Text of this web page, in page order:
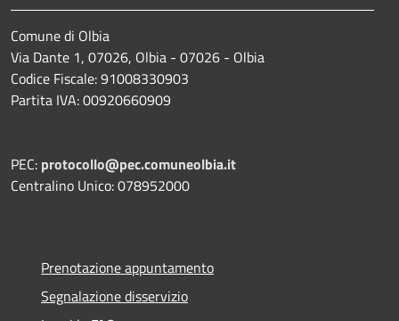
Comune di Olbia
Via Dante 1, 07026, Olbia - 07026 - Olbia
Codice Fiscale: 91008330903
Partita IVA: 00920660909
PEC: protocollo@pec.comuneolbia.it
Centralino Unico: 078952000
Prenotazione appuntamento
Segnalazione disservizio